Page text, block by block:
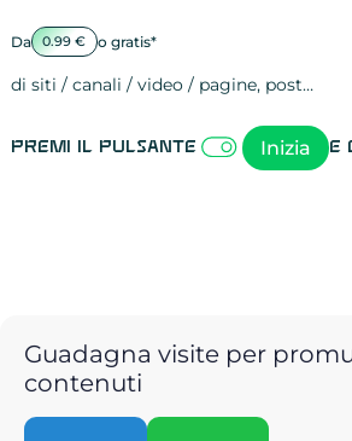
Da 0.99 € o gratis*
di siti / canali / video / pagine, post…
Premi il pulsante Inizia e
Guadagna visite per
contenuti